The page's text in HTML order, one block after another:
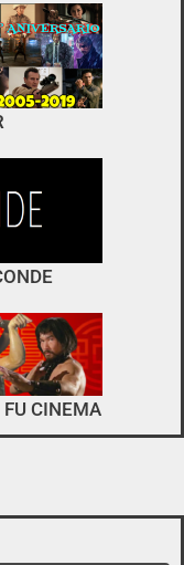
de «llegar,
FU CINEMA